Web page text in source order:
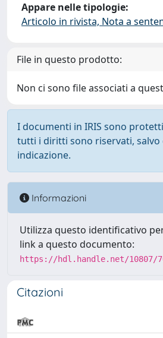
Appare nelle tipologie:
Articolo in rivista, Nota a
File in questo prodotto:
Non ci sono file associati a
I documenti in IRIS sono
tutti i diritti sono riservati, salvo
indicazione.
Informazioni
Utilizza questo identificativo
link a questo documento:
https://hdl.handle.net/10807/
Citazioni